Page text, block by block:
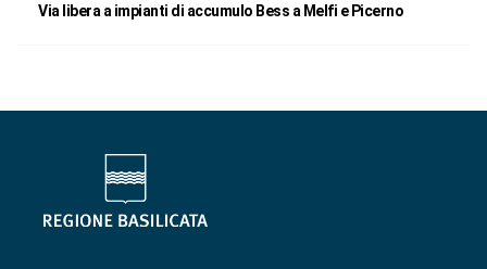
Via libera a impianti di accumulo Bess a Melfi e Picerno